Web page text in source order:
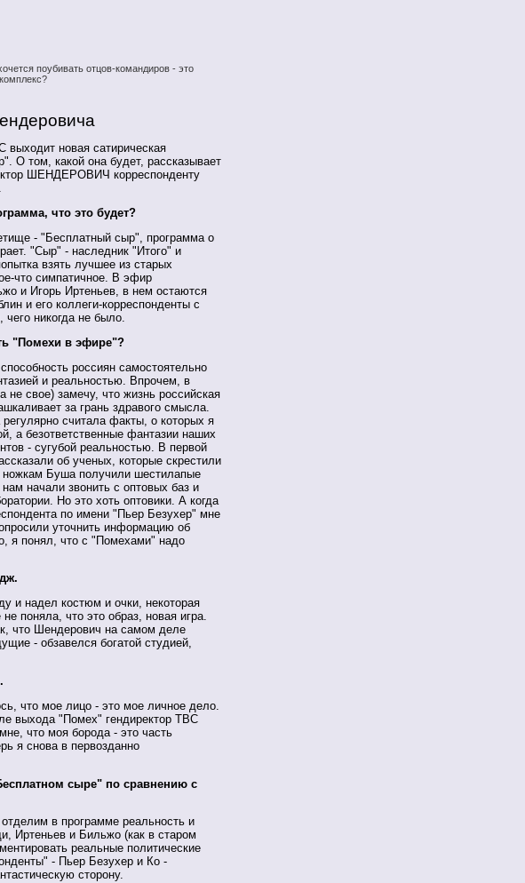
поубивать отцов-командиров - это
выходит новая сатирическая
О том, какой она будет, рассказывает
ШЕНДЕРОВИЧ корреспонденту
что это будет?
- "Бесплатный сыр", программа о
"Сыр" - наследник "Итого" и
взять лучшее из старых
что симпатичное. В эфир
и Игорь Иртеньев, в нем остаются
и его коллеги-корреспонденты с
никогда не было.
"Помехи в эфире"?
россиян самостоятельно
и реальностью. Впрочем, в
не свое) замечу, что жизнь российская
за грань здравого смысла.
считала факты, о которых я
а безответственные фантазии наших
- сугубой реальностью. В первой
об ученых, которые скрестили
ножкам Буша получили шестилапые
начали звонить с оптовых баз и
Но это хоть оптовики. А когда
по имени "Пьер Безухер" мне
уточнить информацию об
я понял, что с "Помехами" надо
и надел костюм и очки, некоторая
поняла, что это образ, новая игра.
что Шендерович на самом деле
- обзавелся богатой студией,
что мое лицо - это мое личное дело.
выхода "Помех" гендиректор ТВС
что моя борода - это часть
я снова в первозданно
сыре" по сравнению с
в программе реальность и
Иртеньев и Бильжо (как в старом
реальные политические
- Пьер Безухер и Ко -
сторону.